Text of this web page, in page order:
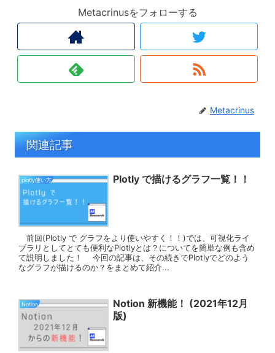
Metacrinusをフォローする
Metacrinus
関連記事
plotly使い方 Plotly で描けるグラフ一覧！！
前回(Plotly で グラフをより使いやすく！！)では、可視化ライ
ブラリとしてとても便利なPlotlyとは？についてを簡単な例も含め
て説明しました！ 今回の記事は、その続きでPlotlyでどのよう
なグラフが描けるのか？をまとめて紹介...
Notion
Notion 新機能！ (2021年12月
版)